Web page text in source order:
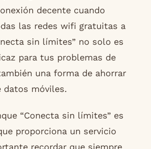
decente cuando
las redes wifi gratuitas a
sin límites” no solo es
para tus problemas de
una forma de ahorrar
datos móviles.
“Conecta sin límites” es
proporciona un servicio
recordar que siempre